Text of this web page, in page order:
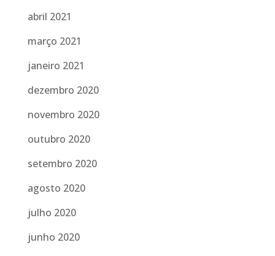
abril 2021
março 2021
janeiro 2021
dezembro 2020
novembro 2020
outubro 2020
setembro 2020
agosto 2020
julho 2020
junho 2020